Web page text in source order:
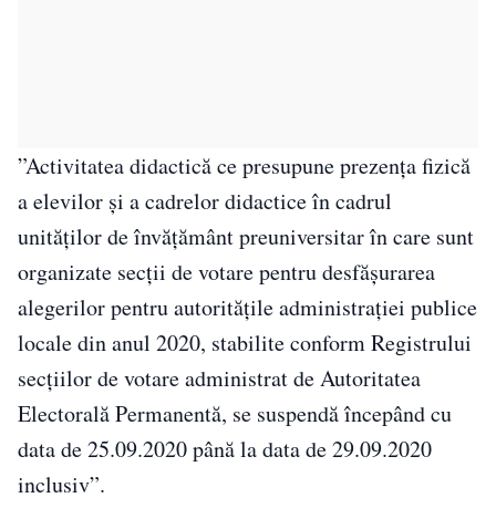
”Activitatea didactică ce presupune prezența fizică
a elevilor și a cadrelor didactice în cadrul
unităților de învățământ preuniversitar în care sunt
organizate secții de votare pentru desfășurarea
alegerilor pentru autoritățile administrației publice
locale din anul 2020, stabilite conform Registrului
secțiilor de votare administrat de Autoritatea
Electorală Permanentă, se suspendă începând cu
data de 25.09.2020 până la data de 29.09.2020
inclusiv”.